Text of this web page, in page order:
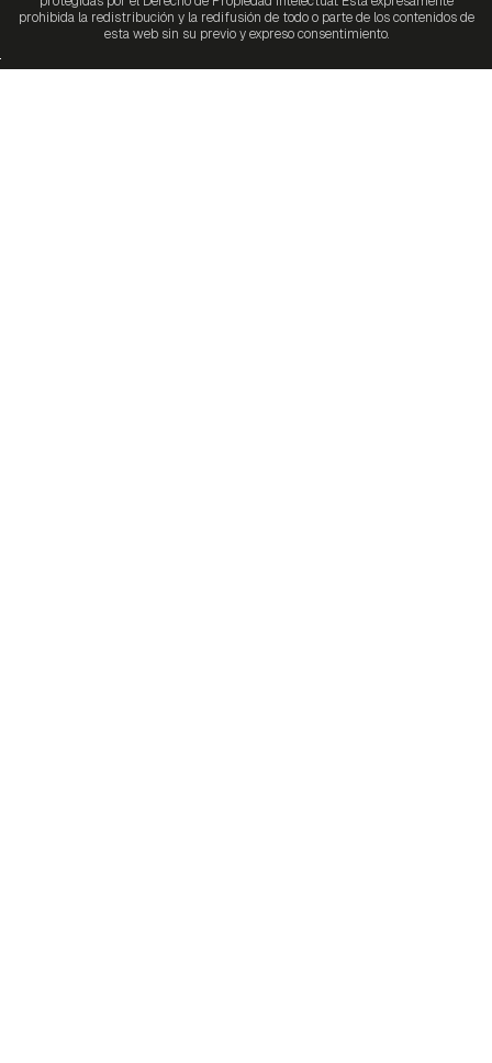
prohibida la redistribución y la redifusión de todo o parte de los contenidos de
esta web sin su previo y expreso consentimiento.